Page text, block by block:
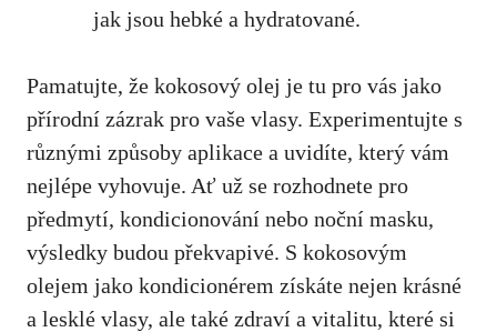
jak jsou hebké a hydratované.
Pamatujte, že kokosový olej je tu pro vás jako
přírodní zázrak pro vaše vlasy. Experimentujte s
různými způsoby aplikace a uvidíte, který vám
nejlépe vyhovuje. Ať už se rozhodnete pro
předmytí, kondicionování nebo noční masku,
výsledky budou překvapivé. S kokosovým
olejem jako kondicionérem získáte nejen krásné
a lesklé vlasy, ale také zdraví a vitalitu, které si